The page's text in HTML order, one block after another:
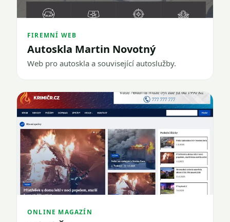
FIREMNÍ WEB
Autoskla Martin Novotný
Web pro autoskla a související autoslužby.
ONLINE MAGAZÍN